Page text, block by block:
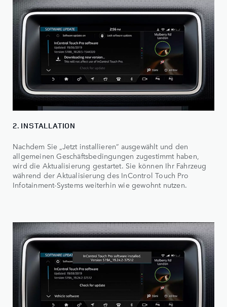
2. INSTALLATION
Nachdem Sie „Jetzt installieren“ ausgewählt und den
allgemeinen Geschäftsbedingungen zugestimmt haben,
wird die Aktualisierung gestartet. Sie können Ihr Fahrzeug
während der Aktualisierung des InControl Touch Pro
Infotainment-Systems weiterhin wie gewohnt nutzen.